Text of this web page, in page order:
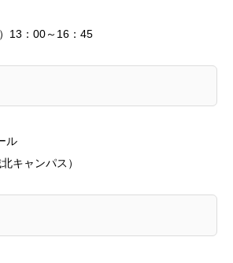
13：00～16：45
ル
キャンパス）